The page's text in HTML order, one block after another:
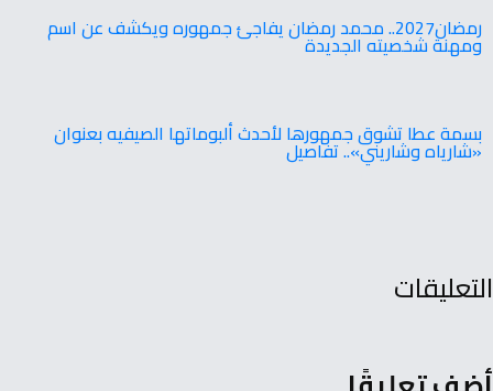
‬ومهنة‭ ‬شخصيته‭ ‬الجديدة
بسمة عطا تشوق جمهورها لأحدث ألبوماتها الصيفيه بعنوان
«شارياه وشاريني».. تفاصيل
التعليقات